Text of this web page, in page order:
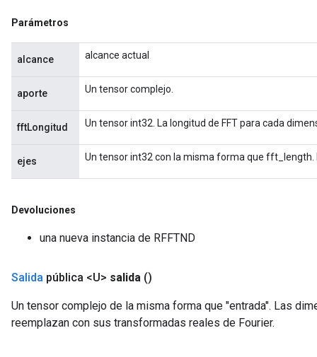
Parámetros
alcance alcance actual
aporte Un tensor complejo.
fftLongitud Un tensor int32. La longitud de FFT para cada
ejes Un tensor int32 con la misma forma que
Devoluciones
una nueva instancia de RFFTND
Salida pública <U> salida ()
Un tensor complejo de la misma forma que "entrada". Las
reemplazan con sus transformadas reales de Fourier.